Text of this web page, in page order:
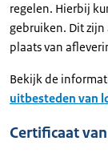
regelen. Hierbij
gebruiken. Dit zijn
plaats van
Bekijk de
uitbesteden van
Certificaat